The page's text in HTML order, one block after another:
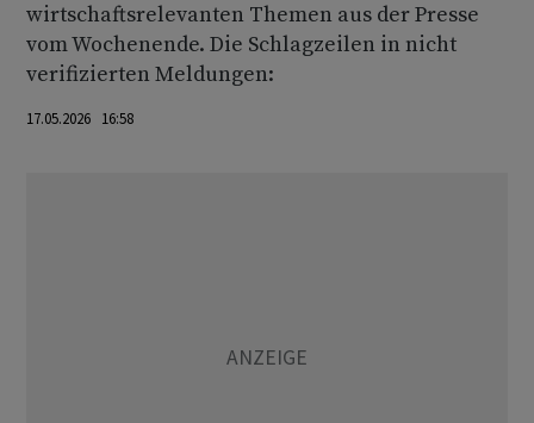
wirtschaftsrelevanten Themen aus der Presse
vom Wochenende. Die Schlagzeilen in nicht
verifizierten Meldungen:
17.05.2026 16:58